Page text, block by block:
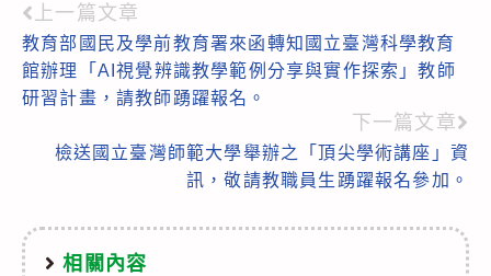
Read
more
articles
上一篇文章
教育部國民及學前教育署來函轉知國立臺灣科學教育
館辦理「AI視覺辨識教學範例分享與實作探索」教師
研習計畫，請教師踴躍報名。
下一篇文章
檢送國立臺灣師範大學舉辦之「頂尖學術講座」資
訊，敬請教職員生踴躍報名參加。
相關內容